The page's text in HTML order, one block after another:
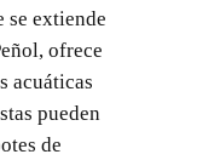
se extiende
ofrece
acuáticas
pueden
de